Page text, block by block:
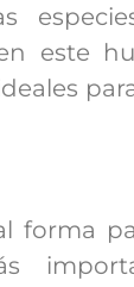
este
forma